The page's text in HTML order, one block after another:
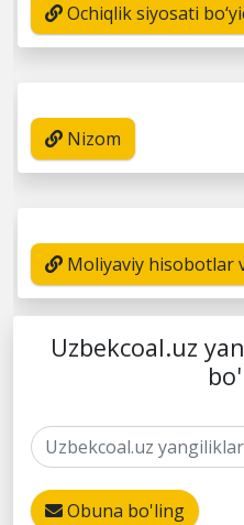
Ochiqlik siyosati
Nizom
Moliyaviy hisobotlar
Uzbekcoal.uz
Obuna bo'ling